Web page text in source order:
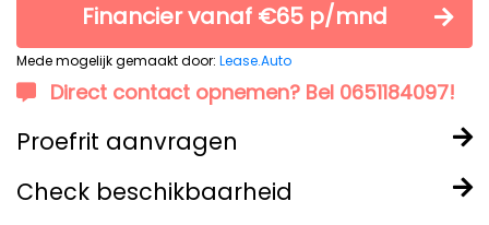
Financier vanaf €65 p/mnd
Mede mogelijk gemaakt door: Lease.Auto
Direct contact opnemen? Bel 0651184097!
Proefrit aanvragen
Check beschikbaarheid